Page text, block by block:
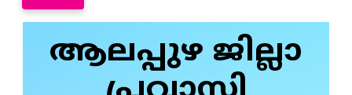
ആലപ്പുഴ ജില്ലാ